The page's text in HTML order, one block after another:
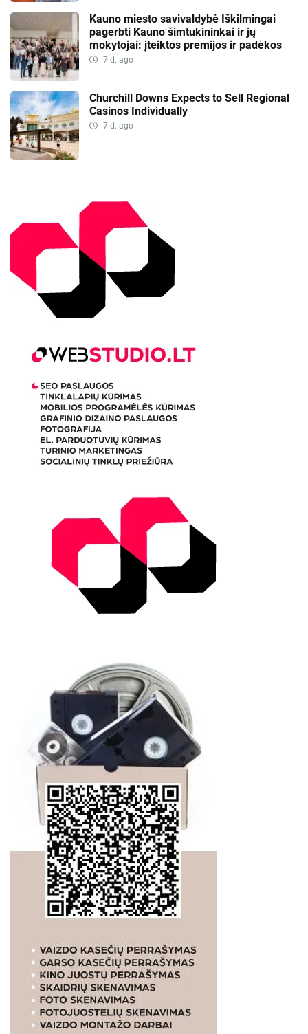
Kauno miesto savivaldybė Iškilmingai
pagerbti Kauno šimtukininkai ir jų
mokytojai: įteiktos premijos ir padėkos
7 d. ago
Churchill Downs Expects to Sell Regional
Casinos Individually
7 d. ago